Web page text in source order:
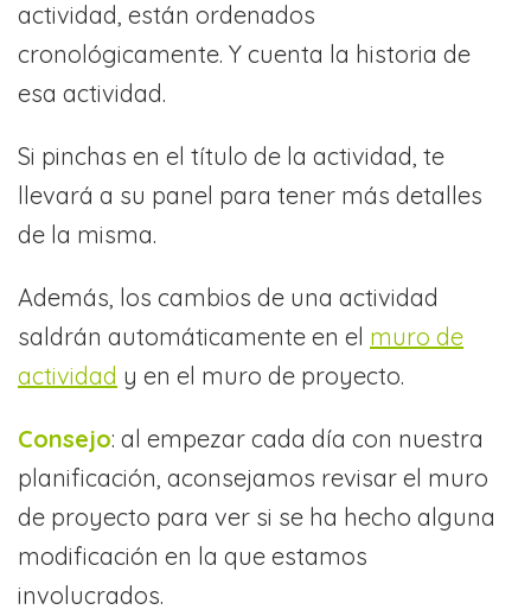
actividad, están ordenados
cronológicamente. Y cuenta la historia de
esa actividad.
Si pinchas en el título de la actividad, te
llevará a su panel para tener más detalles
de la misma.
Además, los cambios de una actividad
saldrán automáticamente en el muro de
actividad y en el muro de proyecto.
Consejo: al empezar cada día con nuestra
planificación, aconsejamos revisar el muro
de proyecto para ver si se ha hecho alguna
modificación en la que estamos
involucrados.